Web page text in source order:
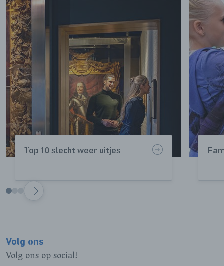
Top 10 slecht weer uitjes
VOLGENDE
Volg ons
Volg ons op social!